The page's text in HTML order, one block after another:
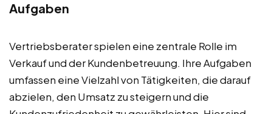
Aufgaben
Vertriebsberater spielen eine zentrale Rolle im
Verkauf und der Kundenbetreuung. Ihre Aufgaben
umfassen eine Vielzahl von Tätigkeiten, die darauf
abzielen, den Umsatz zu steigern und die